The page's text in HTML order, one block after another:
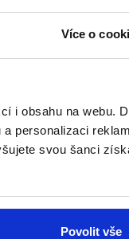
Více o
i obsahu na webu.
personalizaci
svou šanci
Povolit vše
tipy